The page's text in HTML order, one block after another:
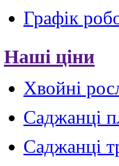
Графік
Наші ціни
Хвойні
Саджанці
Саджанці